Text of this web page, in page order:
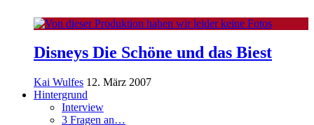
Disneys Die Schöne und das Biest
Kai Wulfes 12. März 2007
Hintergrund
Interview
3 Fragen an…